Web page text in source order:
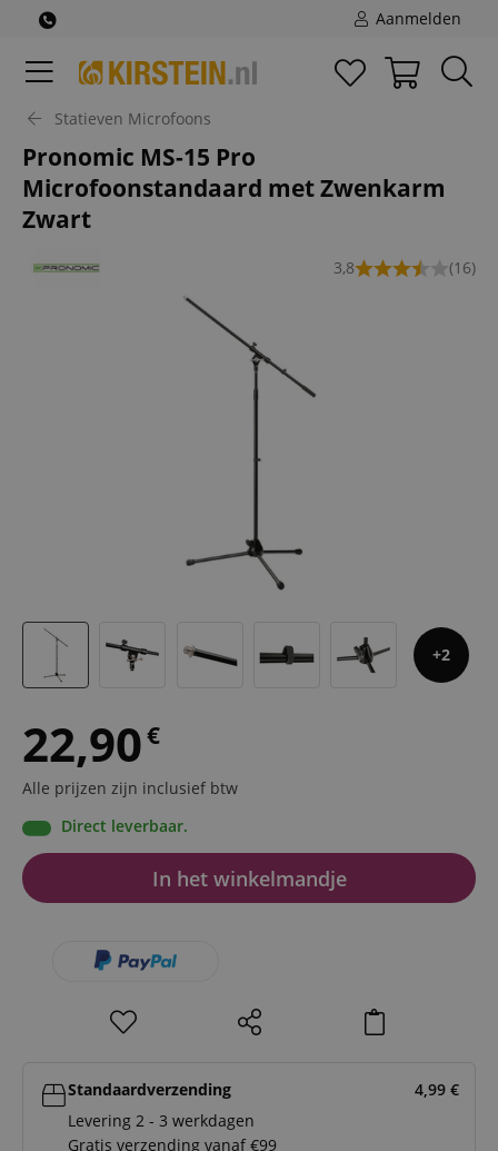
Aanmelden
Statieven Microfoons
Pronomic MS-15 Pro
Microfoonstandaard met Zwenkarm
Zwart
3,8 (16)
2
22,90€
Alle prijzen zijn inclusief btw
Direct leverbaar.
In het winkelmandje
Standaardverzending 4,99 €
Levering 2 - 3 werkdagen
Gratis verzending vanaf €99